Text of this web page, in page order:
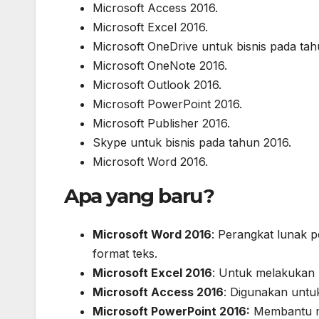
Microsoft Access 2016.
Microsoft Excel 2016.
Microsoft OneDrive untuk bisnis pada
Microsoft OneNote 2016.
Microsoft Outlook 2016.
Microsoft PowerPoint 2016.
Microsoft Publisher 2016.
Skype untuk bisnis pada tahun 2016.
Microsoft Word 2016.
Apa yang baru?
Microsoft Word 2016: Perangkat lunak
format teks.
Microsoft Excel 2016: Untuk melakukan
Microsoft Access 2016: Digunakan
Microsoft PowerPoint 2016: Membantu